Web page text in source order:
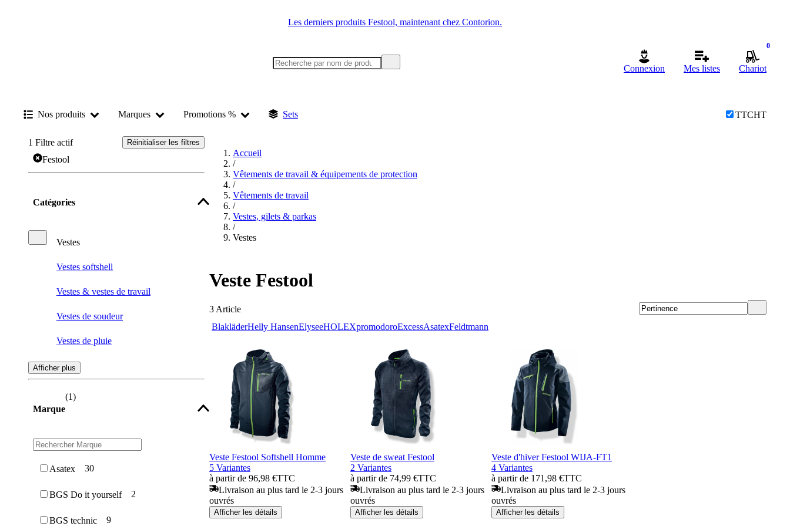
Les derniers produits Festool, maintenant chez Contorion.
Connexion Mes listes
0
Chariot
Nos produits Marques Promotions % Sets TTCHT
1 Filtre actif Réinitialiser les filtres
Festool
Catégories
Vestes
Vestes softshell
Vestes & vestes de travail
Vestes de soudeur
Vestes de pluie
Vestes en polaire
Vestes anti-chaleur
Vestes fonctionnelles
Vestes en tricot
Afficher plus
Marque
(1)
Asatex 30
BGS Do it yourself 2
BGS technic 9
Accueil
/
Vêtements de travail & équipements de protection
/
Vêtements de travail
/
Vestes, gilets & parkas
/
Vestes
Veste Festool
3 Article
BlakläderHelly HansenElyseeHOLEXpromodoroExcessAsatexFeldtmann
Veste Festool Softshell Homme
5 Variantes
à partir de 96,98 €TTC
Livraison au plus tard le 2-3 jours
ouvrés
Afficher les détails
Veste de sweat Festool
2 Variantes
à partir de 74,99 €TTC
Livraison au plus tard le 2-3 jours
ouvrés
Afficher les détails
Veste d'hiver Festool WIJA-FT1
4 Variantes
à partir de 171,98 €TTC
Livraison au plus tard le 2-3 jours
ouvrés
Afficher les détails